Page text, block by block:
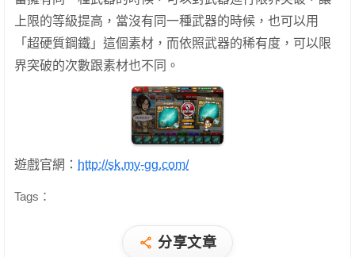
上限的等級提高，當沒有同一種武器的時候，也可以用
「超硬質鋼鐵」這個素材，而依照武器的稀有度，可以限
界突破的次數跟素材也不同。
遊戲官網： http://sk.my-gg.com/
Tags：
分享文章